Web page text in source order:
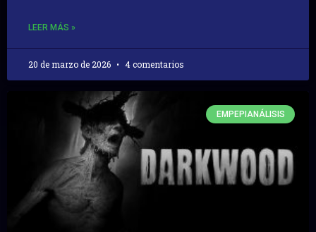
LEER MÁS »
20 de marzo de 2026 4 comentarios
EMPEPIANÁLISIS